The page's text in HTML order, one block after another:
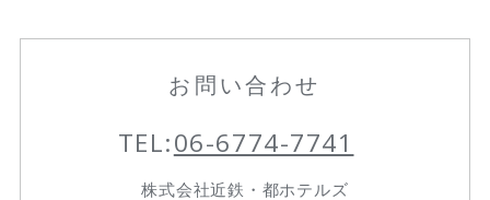
お問い合わせ
TEL:06-6774-7741
株式会社近鉄・都ホテルズ